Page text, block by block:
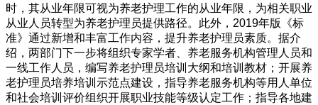
时，其从业年限可视为养老护理工作的从业年限，为相关职业
从业人员转型为养老护理员提供路径。此外，2019年版《标
准》通过新增和丰富工作内容，提升养老护理员素质。据介
绍，两部门下一步将组织专家学者、养老服务机构管理人员和
一线工作人员，编写养老护理员培训大纲和培训教材；开展养
老护理员培养培训示范点建设，指导养老服务机构等用人单位
和社会培训评价组织开展职业技能等级认定工作；指导各地建